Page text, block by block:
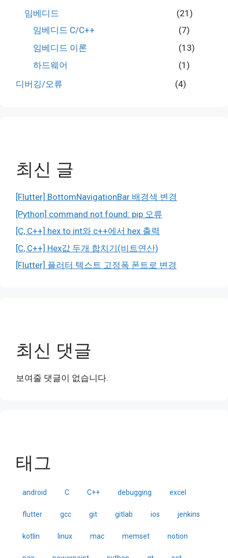
임베디드
(21)
임베디드 C/C++
(7)
임베디드 이론
(13)
하드웨어
(1)
디버깅/오류
(4)
최신 글
[Flutter] BottomNavigationBar 배경색 변경
[Python] command not found: pip 오류
[C, C++] hex to int와 c++에서 hex 출력
[C, C++] Hex값 두개 합치기(비트연산)
[Flutter] 플러터 텍스트 고정폭 폰트로 변경
최신 댓글
보여줄 댓글이 없습니다.
태그
android C C++ debugging excel
flutter gcc git gitlab ios jenkins
kotlin linux mac memset notion